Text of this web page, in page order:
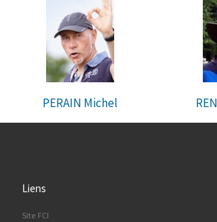
PERAIN Michel
Liens
Site FCI